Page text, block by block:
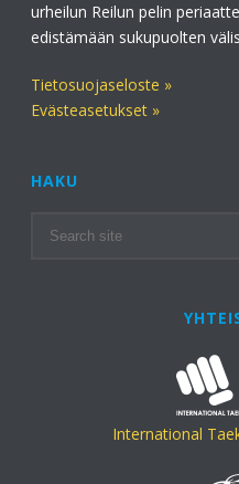
urheilun Reilun pelin
edistämään sukupuolten
Tietosuojaseloste »
Evästeasetukset »
HAKU
International